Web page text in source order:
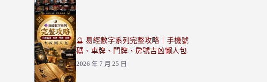
🔮 易經數字系列完整攻略｜手機號
碼、車牌、門牌、房號吉凶懶人包
2026 年 7 月 25 日